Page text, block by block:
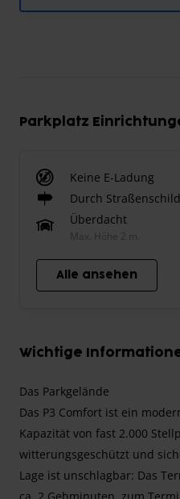
Parkplatz
Keine E-Ladung
Durch
Überdacht
Max. Höhe 2 m.
Alle ansehen
Wichtige
Das Parkgelände
Das P3 Comfort ist ein
Kapazität von fast 2.000
witterungsgeschützt und
Lage ist unschlagbar: Das